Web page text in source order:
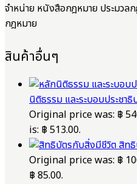
จำหน่าย หนังสือกฎหมาย ประมวล
กฎหมาย
สินค้าอื่นๆ
นิติธรรม และระบอบประชา
Original price was: ฿
is: ฿ 513.00.
สิท
Original price was: ฿
฿ 85.00.